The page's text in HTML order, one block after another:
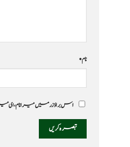
نام*
اس براؤزر میں میرا نام، ای